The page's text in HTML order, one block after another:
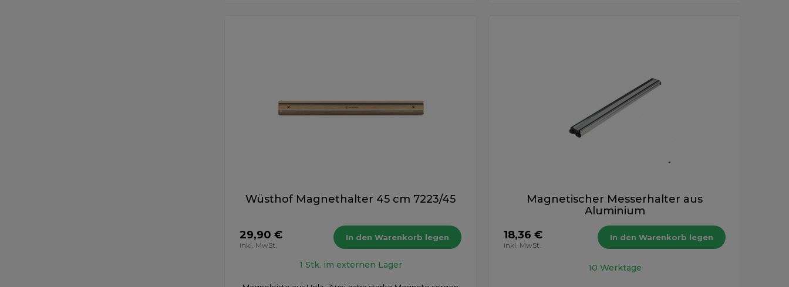
Wüsthof Magnethalter 45 cm 7223/45
29,90 €
inkl. MwSt.
In den Warenkorb legen
1 Stk. im externen Lager
Magnetischer Messerhalter aus
Aluminium
18,36 €
inkl. MwSt.
In den Warenkorb legen
10 Werktage